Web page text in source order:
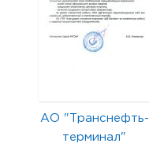
АО "Транснефть-
терминал"